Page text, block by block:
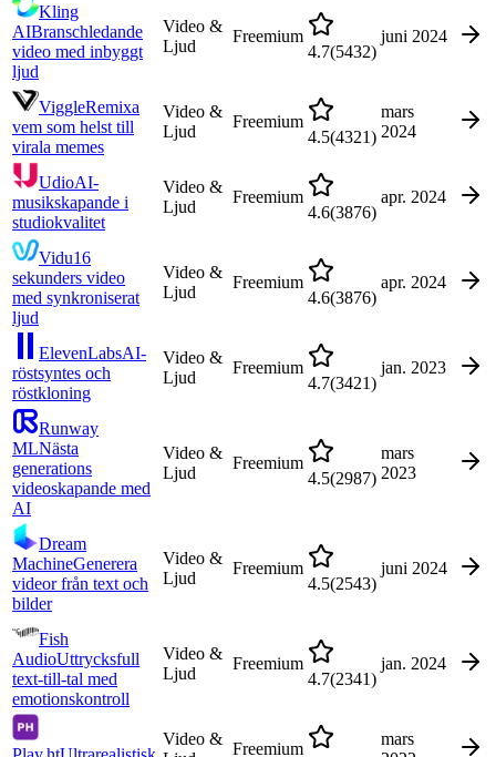
Kling
AIBranschledande
video med inbyggt
ljud
Video &
Ljud
Freemium
4.7(5432)
juni 2024
ViggleRemixa
vem som helst till
virala memes
Video &
Ljud
Freemium
4.5(4321)
mars
2024
UdioAI-
musikskapande i
studiokvalitet
Video &
Ljud
Freemium
4.6(3876)
apr. 2024
Vidu16
sekunders video
med synkroniserat
ljud
Video &
Ljud
Freemium
4.6(3876)
apr. 2024
ElevenLabsAI-
röstsyntes och
röstkloning
Video &
Ljud
Freemium
4.7(3421)
jan. 2023
Runway
MLNästa
generations
videoskapande med
AI
Video &
Ljud
Freemium
4.5(2987)
mars
2023
Dream
MachineGenerera
videor från text och
bilder
Video &
Ljud
Freemium
4.5(2543)
juni 2024
Fish
AudioUttrycksfull
text-till-tal med
emotionskontroll
Video &
Ljud
Freemium
4.7(2341)
jan. 2024
Video &
Freemium
mars